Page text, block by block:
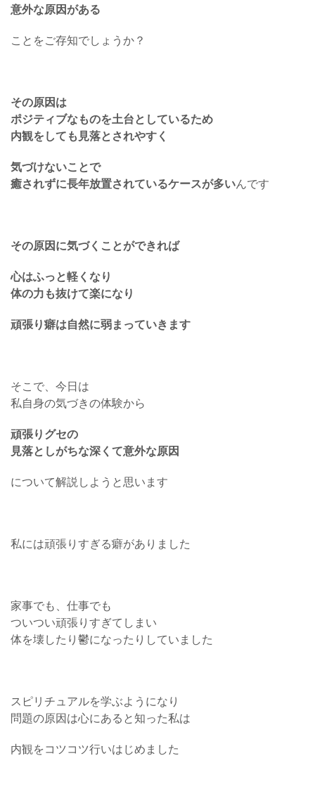
意外な原因がある
ことをご存知でしょうか？
その原因は
ポジティブなものを土台としているため
内観をしても見落とされやすく
気づけないことで
癒されずに長年放置されているケースが多いんです
その原因に気づくことができれば
心はふっと軽くなり
体の力も抜けて楽になり
頑張り癖は自然に弱まっていきます
そこで、今日は
私自身の気づきの体験から
頑張りグセの
見落としがちな深くて意外な原因
について解説しようと思います
私には頑張りすぎる癖がありました
家事でも、仕事でも
ついつい頑張りすぎてしまい
体を壊したり鬱になったりしていました
スピリチュアルを学ぶようになり
問題の原因は心にあると知った私は
内観をコツコツ行いはじめました